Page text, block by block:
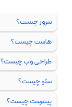
سرور چیست؟
هاست چیست؟
طراحی وب چیست؟
سئو چیست؟
پینترست چیست؟